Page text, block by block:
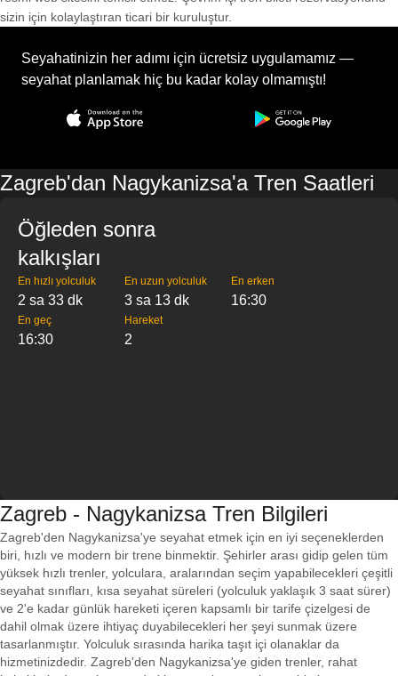
sizin için kolaylaştıran ticari bir kuruluştur.
Seyahatinizin her adımı için ücretsiz uygulamamız —
seyahat planlamak hiç bu kadar kolay olmamıştı!
Zagreb'dan Nagykanizsa'a Tren Saatleri
Öğleden sonra
kalkışları
En hızlı yolculuk
2 sa 33 dk
En uzun yolculuk
3 sa 13 dk
En erken
16:30
En geç
16:30
Hareket
2
Zagreb - Nagykanizsa Tren Bilgileri
Zagreb'den Nagykanizsa'ye seyahat etmek için en iyi seçeneklerden
biri, hızlı ve modern bir trene binmektir. Şehirler arası gidip gelen tüm
yüksek hızlı trenler, yolculara, aralarından seçim yapabilecekleri çeşitli
seyahat sınıfları, kısa seyahat süreleri (yolculuk yaklaşık 3 saat sürer)
ve 2'e kadar günlük hareketi içeren kapsamlı bir tarife çizelgesi de
dahil olmak üzere ihtiyaç duyabilecekleri her şeyi sunmak üzere
tasarlanmıştır. Yolculuk sırasında harika taşıt içi olanaklar da
hizmetinizdedir. Zagreb'den Nagykanizsa'ye giden trenler, rahat